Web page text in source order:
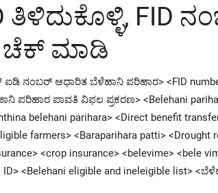
ತಿಳಿದುಕೊಳ್ಳಿ, FID
ಚೆಕ್ ಮಾಡಿ
ಐಡಿ ನಂಬರ್ ಆಧಾರಿತ ಬೆಳೆಹಾನಿ ಪರಿಹಾರ> <FID
ಪರಿಹಾರ ಪಾವತಿ ವಿಫಲ ಪ್ರಕರಣ> <Belehani
belehani parihara> <Direct benefit
farmers> <Baraparihara patti>
<crop insurance> <belevime> <bele
<Belehani eligible and ineleigible list>